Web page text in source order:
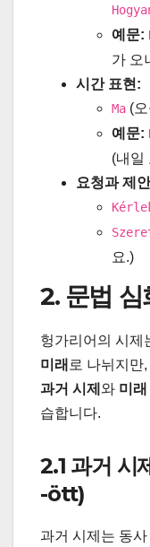
예문:
가 오
시간 표현:
Ma (
예문:
(내일
요청과 제
요.)
2. 문법
헝가리어의 시제
미래 로 나뉘지만
과거 시제 와 미래
습합니다.
2.1 과거
-ött)
과거 시제는 동